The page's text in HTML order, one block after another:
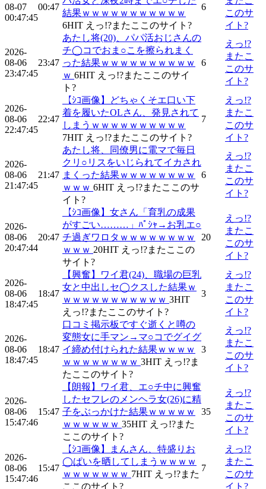
08-07
00:47:45
00:47
結果ｗｗｗｗｗｗｗｗｗｗｗ
6HIT えっ!?またここのサイト?
6
このサ
イト?
2026-
08-06
23:47:45
23:47
あたし将(20)、パパ活おじさんの
チ◯コでおま○こを擦られまく
った結果ｗｗｗｗｗｗｗｗｗｗ
ｗ 6HIT えっ!?またここのサイ
ト?
6
えっ!?
またこ
このサ
イト?
2026-
08-06
22:47:45
22:47
【ｼｺ画像】どちゃくそエ口い下
着を履いたOLさん、発見されて
しまうｗｗｗｗｗｗｗｗｗｗ
7HIT えっ!?またここのサイト?
7
えっ!?
またこ
このサ
イト?
2026-
08-06
21:47:45
21:47
あたし将、同僚男に電マで毎日
クリ○リスをいじられてイカされ
まくった結果ｗｗｗｗｗｗｗｗ
ｗｗｗ 6HIT えっ!?またここのサ
イト?
6
えっ!?
またこ
このサ
イト?
2026-
08-06
20:47:44
20:47
【ｼｺ画像】女さん「育乳の成果
がすごい………」ﾊﾟｼｬ→お乳エ○
チ過ぎワロタｗｗｗｗｗｗｗｗ
ｗｗｗ 20HIT えっ!?またここの
サイト?
20
えっ!?
またこ
このサ
イト?
2026-
08-06
18:47:45
18:47
【興奮】ワイ君(24)、職場の巨乳
女と中出しセ◯クスした結果ｗ
ｗｗｗｗｗｗｗｗｗｗｗ 3HIT
えっ!?またここのサイト?
3
えっ!?
またこ
このサ
イト?
2026-
08-06
18:47:45
18:47
口コミ掲示板ですぐ逝くと噂の
変態女に手マン→マ○コでグイグ
イ締め付けられた結果ｗｗｗｗ
ｗｗｗｗｗｗｗｗ 3HIT えっ!?ま
たここのサイト?
3
えっ!?
またこ
このサ
イト?
2026-
08-06
15:47:46
15:47
【朗報】ワイ君、エ○チ中に興奮
したセフレのメンヘラ女(26)に精
子をぶっかけた結果ｗｗｗｗｗ
ｗｗｗｗｗｗ 35HIT えっ!?また
ここのサイト?
35
えっ!?
またこ
このサ
イト?
2026-
08-06
15:47:46
15:47
【ｼｺ画像】まんさん、特盛りお
◯ぱいを晒してしまうｗｗｗｗ
ｗｗｗｗｗｗｗ 7HIT えっ!?また
ここのサイト?
7
えっ!?
またこ
このサ
イト?